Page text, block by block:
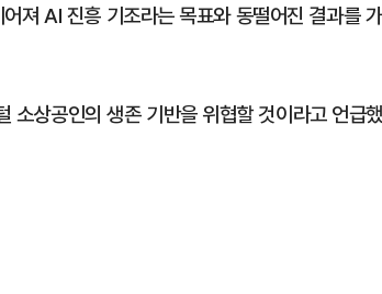
져 AI 진흥 기조라는 목표와 동떨어진 결과를 가
소상공인의 생존 기반을 위협할 것이라고 언급